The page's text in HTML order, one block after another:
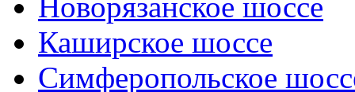
Новорязанское шоссе
Каширское шоссе
Симферопольское